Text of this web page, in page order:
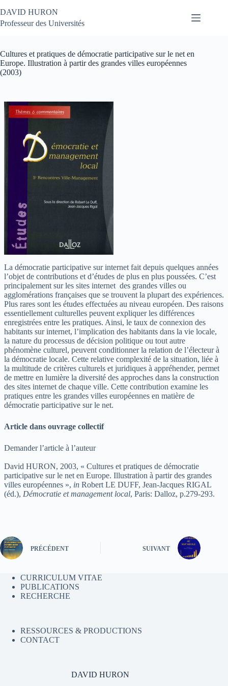
au
contenu
DAVID HURON
Professeur des Universités
Cultures et pratiques de démocratie participative sur le net en
Europe. Illustration à partir des grandes villes européennes
(2003)
La démocratie participative sur internet fait depuis quelques années
l’objet de contributions et d’études de plus en plus poussées. C’est
principalement sur les sites internet des grandes villes ou
agglomérations françaises que se trouvent la plupart des expériences.
Plus rares sont les études effectuées au niveau européen. Des raisons
essentiellement culturelles peuvent expliquer les différences
enregistrées entre les pratiques. Ainsi, le taux de connexion des
habitants sur internet, l’implication des habitants dans la vie locale,
la nature du processus de décision politique ou tout autre
phénomène culturel, peuvent conditionner la relation de l’électeur à
la démocratie locale. Cette relative complexité de la situation, liée à
la multitude de critères culturels et juridiques à appréhender, permet
de mettre en lumière la diversité des approches dans la construction
des sites internet de chaque ville. Cette contribution examine les
pratiques entre les grandes villes européennes en matière de
démocratie participative sur le net.
Article dans ouvrage collectif
Demander l’article à l’auteur
David HURON, 2003, « Cultures et pratiques de démocratie
participative sur le net en Europe. Illustration à partir des grandes
villes européennes », in Robert LE DUFF, Jean-Jacques RIGAL
(éd.), Démocratie et management local, Paris: Dalloz, p.279-293.
PRÉCÉDENT SUIVANT
CURRICULUM VITAE
PUBLICATIONS
RECHERCHE
RESSOURCES & PRODUCTIONS
CONTACT
DAVID HURON